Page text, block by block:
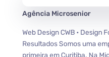
Agência Microsenior
Web Design CWB • Design
Resultados Somos uma
primeira em Curitiba. Na